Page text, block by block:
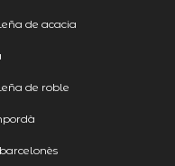
de acacia
de roble